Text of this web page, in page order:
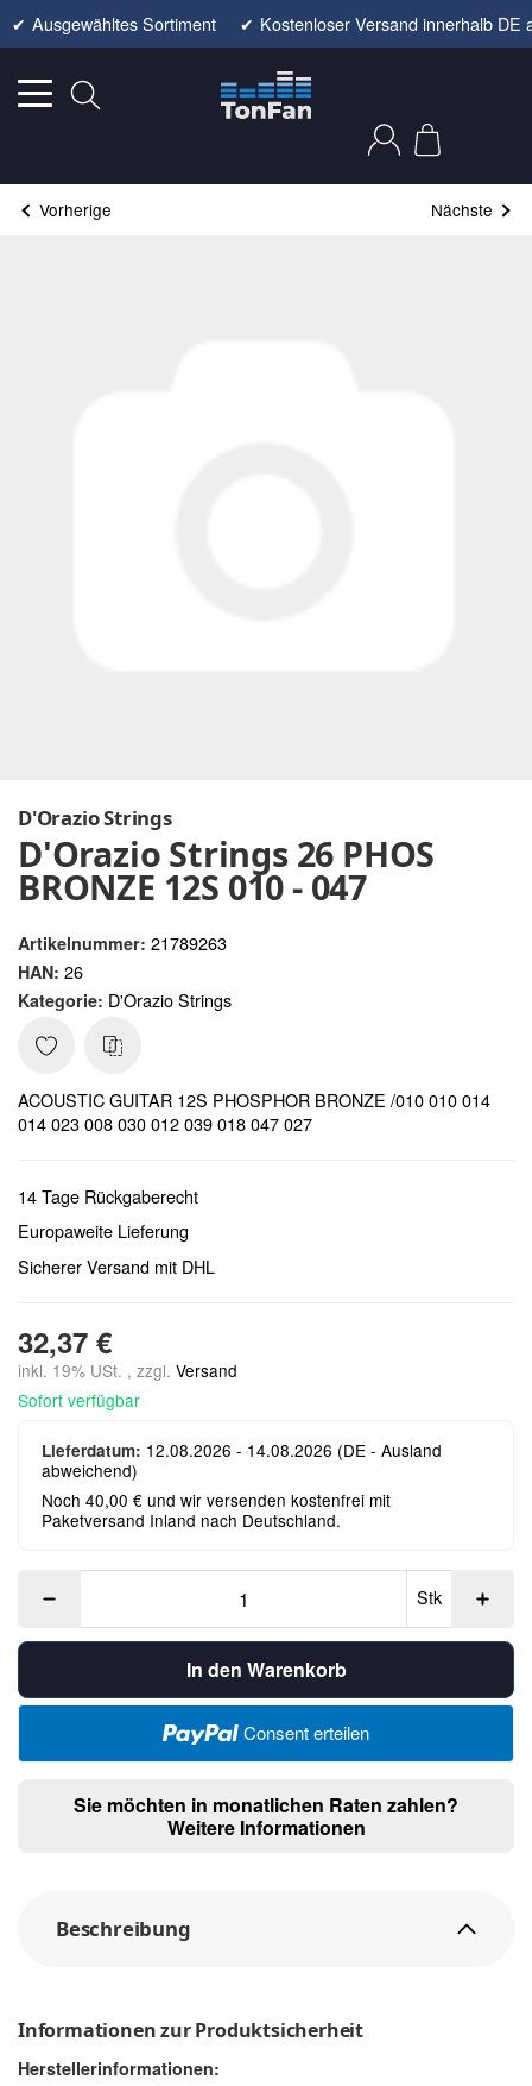
✔ Ausgewähltes Sortiment ✔ Kostenloser Versand innerhalb DE
Vorherige Nächste
D'Orazio Strings
D'Orazio Strings 26 PHOS
BRONZE 12S 010 - 047
Artikelnummer: 21789263
HAN: 26
Kategorie: D'Orazio Strings
ACOUSTIC GUITAR 12S PHOSPHOR BRONZE /010 010 014
014 023 008 030 012 039 018 047 027
14 Tage Rückgaberecht
Europaweite Lieferung
Sicherer Versand mit DHL
32,37 €
inkl. 19% USt. , zzgl. Versand
Sofort verfügbar
Lieferdatum: 12.08.2026 - 14.08.2026 (DE - Ausland
abweichend)
Noch 40,00 € und wir versenden kostenfrei mit
Paketversand Inland nach Deutschland.
Stk
In den Warenkorb
Consent erteilen
Sie möchten in monatlichen Raten zahlen?
Weitere Informationen
Beschreibung
Informationen zur Produktsicherheit
Herstellerinformationen: